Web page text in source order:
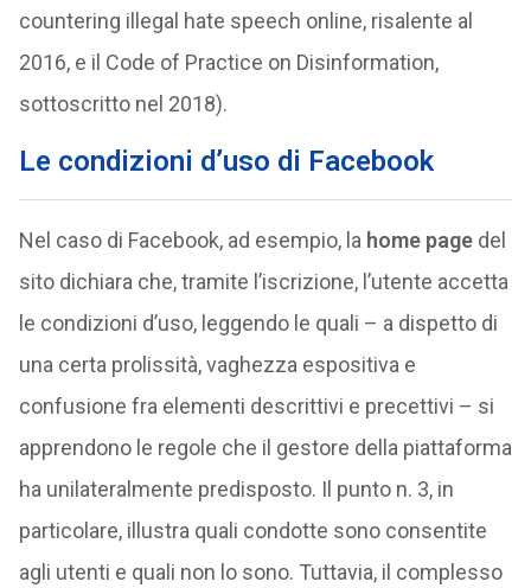
countering illegal hate speech online, risalente al
2016, e il Code of Practice on Disinformation,
sottoscritto nel 2018).
Le condizioni d’uso di Facebook
Nel caso di Facebook, ad esempio, la home page del
sito dichiara che, tramite l’iscrizione, l’utente accetta
le condizioni d’uso, leggendo le quali – a dispetto di
una certa prolissità, vaghezza espositiva e
confusione fra elementi descrittivi e precettivi – si
apprendono le regole che il gestore della piattaforma
ha unilateralmente predisposto. Il punto n. 3, in
particolare, illustra quali condotte sono consentite
agli utenti e quali non lo sono. Tuttavia, il complesso